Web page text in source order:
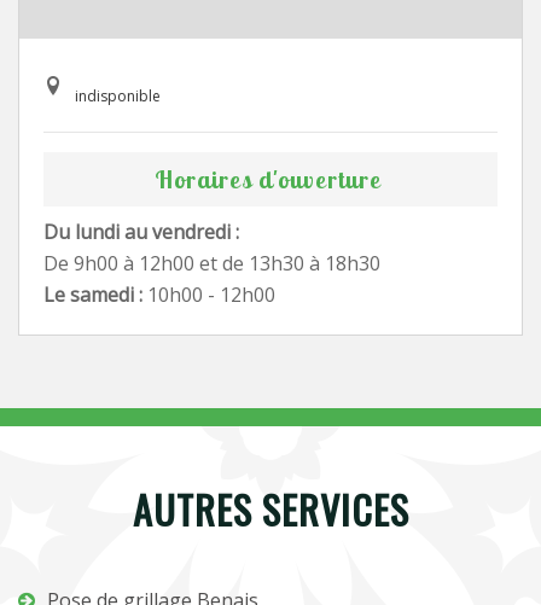
indisponible
Horaires d'ouverture
Du lundi au vendredi :
De 9h00 à 12h00 et de 13h30 à 18h30
Le samedi : 10h00 - 12h00
AUTRES SERVICES